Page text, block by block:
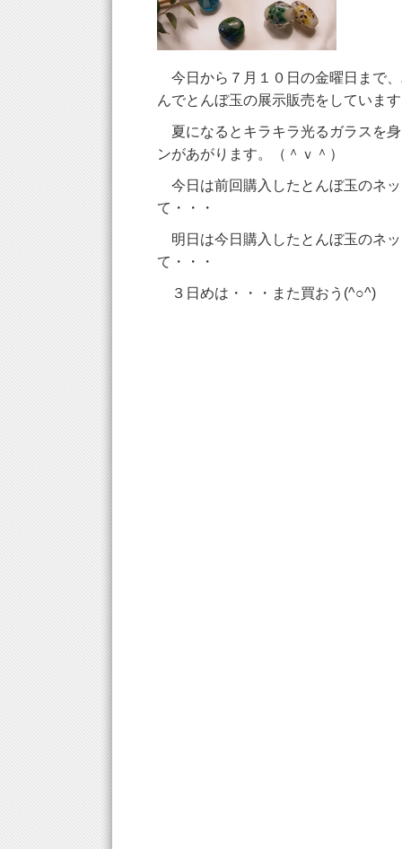
今日から７月１０日の金曜日まで
んでとんぼ玉の展示販売をしていま
夏になるとキラキラ光るガラスを
ンがあがります。（＾ｖ＾）
今日は前回購入したとんぼ玉のネ
て・・・
明日は今日購入したとんぼ玉のネ
て・・・
３日めは・・・また買おう(^○^)